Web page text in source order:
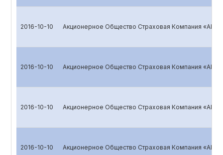
2016-10-10 Акционерное Общество Страховая Компания
2016-10-10 Акционерное Общество Страховая Компания
2016-10-10 Акционерное Общество Страховая Компания
2016-10-10 Акционерное Общество Страховая Компания